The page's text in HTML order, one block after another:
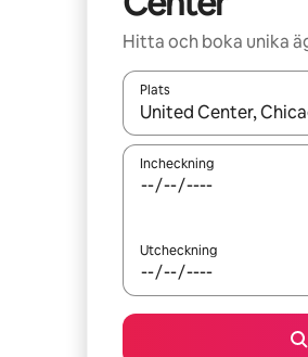
Hitta och boka unika
Plats
När resultaten är
Incheckning
Utcheckning